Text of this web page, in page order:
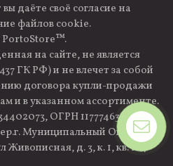
даёте своё согласие на
файлов cookie.
PortoStore™.
на сайте, не является
ГК РФ) и не влечет за собой
договора купли-продажи
и в указанном ассортименте.
ОГРН 1177746339660,
Муниципальный Округ
д. 3, к. 1, кв. 124